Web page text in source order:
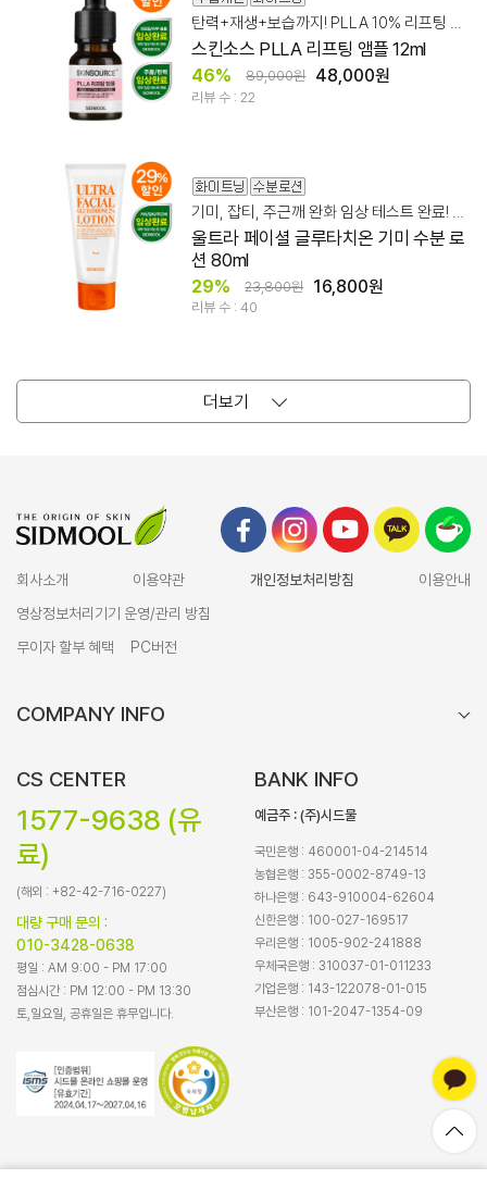
탄력+재생+보습까지! PLLA 10% 리프팅 앰플
스킨소스 PLLA 리프팅 앰플 12ml
46% 89,000원 48,000원
리뷰 수 : 22
울트라 페이셜 글루타치온 기미 수분 로
션 80ml
29% 23,800원 16,800원
리뷰 수 : 40
더보기
회사소개 이용약관 개인정보처리방침
이용안내
영상정보처리기기 운영/관리 방침
무이자 할부 혜택
PC버전
COMPANY INFO
CS CENTER
1577-9638 (유
료)
(해외 : +82-42-716-0227)
대량 구매 문의 :
010-3428-0638
평일 : AM 9:00 - PM 17:00
점심시간 : PM 12:00 - PM 13:30
토,일요일, 공휴일은 휴무입니다.
BANK INFO
예금주 : (주)시드물
국민은행 : 460001-04-214514
농협은행 : 355-0002-8749-13
하나은행 : 643-910004-62604
신한은행 : 100-027-169517
우리은행 : 1005-902-241888
우체국은행 : 310037-01-011233
기업은행 : 143-122078-01-015
부산은행 : 101-2047-1354-09